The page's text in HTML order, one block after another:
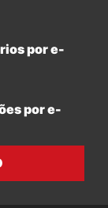
por e-
por e-